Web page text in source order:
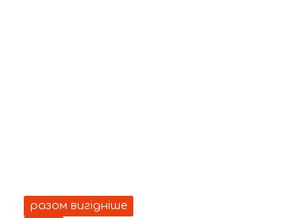
разом вигідніше